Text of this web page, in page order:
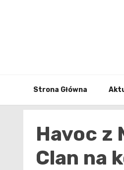
Strona Główna
Havoc z
Clan na